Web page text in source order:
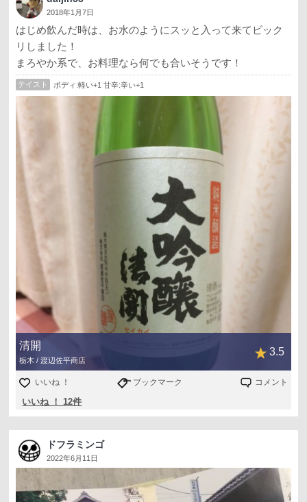
2018年1月7日
はじめ飲んだ時は、お水のようにスッと入って来てビック
リしました！
まろやか系で、お料理なら何でも合いそうです！
テイスト ボディ:軽い+1 甘辛:辛い+1
清開
栃木 / 渡辺佐平商店
3.5
いいね ！ ブックマーク コメント
いいね ！ 12件
ドフラミンゴ
2022年6月11日